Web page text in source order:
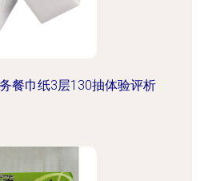
餐巾纸3层130抽体验评析